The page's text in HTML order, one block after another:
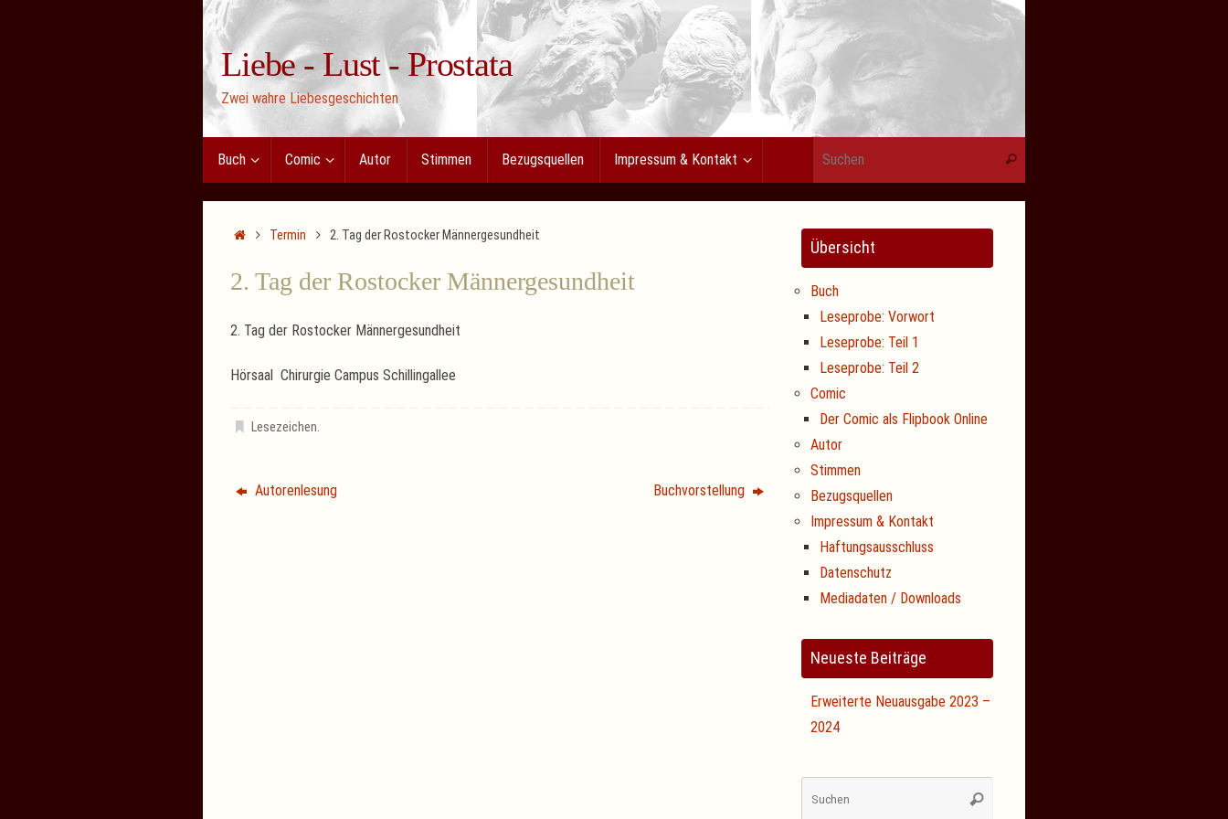
Liebe - Lust - Prostata
Zwei wahre Liebesgeschichten
Inhalt
springen
Buch Comic Autor Stimmen Bezugsquellen Impressum & Kontakt Suchen
StartTermin 2. Tag der Rostocker Männergesundheit
2. Tag der Rostocker Männergesundheit
2. Tag der Rostocker Männergesundheit
Hörsaal Chirurgie Campus Schillingallee
Lesezeichen.
Autorenlesung Buchvorstellung
Übersicht
Buch
Leseprobe: Vorwort
Leseprobe: Teil 1
Leseprobe: Teil 2
Comic
Der Comic als Flipbook Online
Autor
Stimmen
Bezugsquellen
Impressum & Kontakt
Haftungsausschluss
Datenschutz
Mediadaten / Downloads
Neueste Beiträge
Erweiterte Neuausgabe 2023 –
2024
Suchen